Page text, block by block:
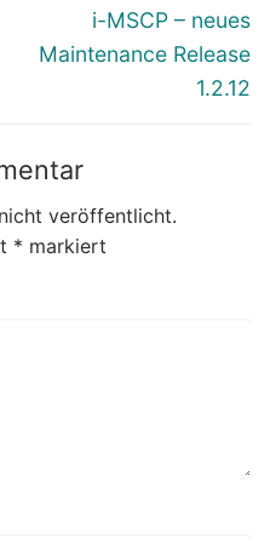
Nächster
Beitrag:
i-MSCP – neues
Maintenance Release
1.2.12
veröffentlicht.
* markiert